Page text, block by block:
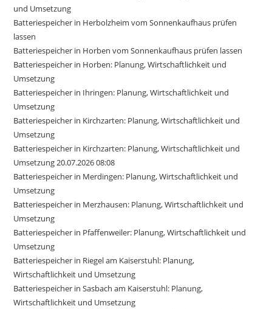
und Umsetzung
Batteriespeicher in Herbolzheim vom Sonnenkaufhaus prüfen
lassen
Batteriespeicher in Horben vom Sonnenkaufhaus prüfen lassen
Batteriespeicher in Horben: Planung, Wirtschaftlichkeit und
Umsetzung
Batteriespeicher in Ihringen: Planung, Wirtschaftlichkeit und
Umsetzung
Batteriespeicher in Kirchzarten: Planung, Wirtschaftlichkeit und
Umsetzung
Batteriespeicher in Kirchzarten: Planung, Wirtschaftlichkeit und
Umsetzung 20.07.2026 08:08
Batteriespeicher in Merdingen: Planung, Wirtschaftlichkeit und
Umsetzung
Batteriespeicher in Merzhausen: Planung, Wirtschaftlichkeit und
Umsetzung
Batteriespeicher in Pfaffenweiler: Planung, Wirtschaftlichkeit und
Umsetzung
Batteriespeicher in Riegel am Kaiserstuhl: Planung,
Wirtschaftlichkeit und Umsetzung
Batteriespeicher in Sasbach am Kaiserstuhl: Planung,
Wirtschaftlichkeit und Umsetzung